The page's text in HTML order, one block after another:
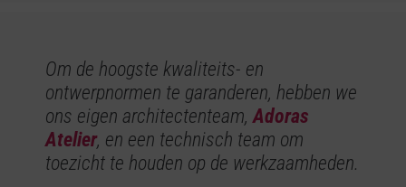
Om de hoogste kwaliteits- en
ontwerpnormen te garanderen, hebben we
ons eigen architectenteam, Adoras
Atelier, en een technisch team om
toezicht te houden op de werkzaamheden.